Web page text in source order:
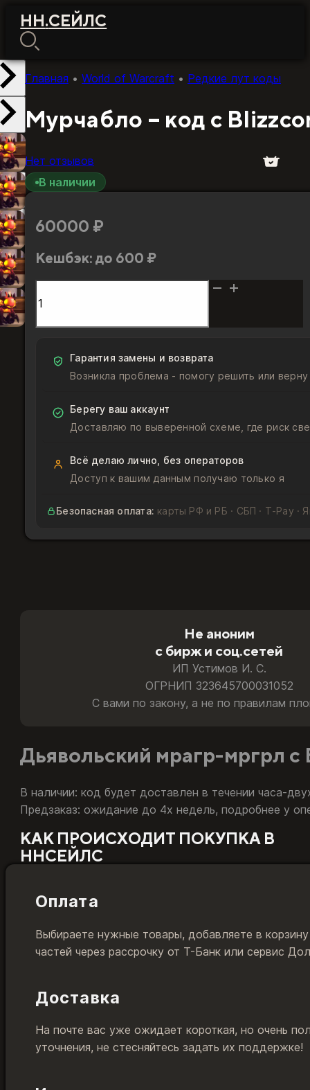
НН.СЕЙЛС
Главная • World of Warcraft • Редкие лут коды
Мурчабло – код с
Нет отзывов
В наличии
60000 ₽
Кешбэк: до 600 ₽
товара
код
2011
Гарантия замены и возврата
Возникла проблема - помогу решить или верну
Берегу ваш аккаунт
Доставляю по выверенной схеме, где риск
Всё делаю лично, без операторов
Доступ к вашим данным получаю только я
Безопасная оплата: карты РФ и РБ · СБП · T‑Pay ·
Подойдёт. Для аккаунтов РФ и РБ мы бесплатно за
Играю на Казахстане или Турции
Подойдёт напрямую. Товар активируется на ваши
Сменил регион с России на другой
Какую тайм-карту и код пополнения Battle.net
Не аноним
с бирж и соц.сетей
ИП Устимов И. С.
ОГРНИП 323645700031052
С вами по закону, а не по правилам
Дьявольский мрагр-мргрл с
В наличии: код будет доставлен в течении часа-
Предзаказ: ожидание до 4х недель, подробнее у
КАК ПРОИСХОДИТ ПОКУПКА В
ННСЕЙЛС
Оплата
Выбираете нужные товары, добавляете в
частей через рассрочку от Т-Банк или сервис
Доставка
На почте вас уже ожидает короткая, но очень
уточнения, не стесняйтесь задать их поддержке!